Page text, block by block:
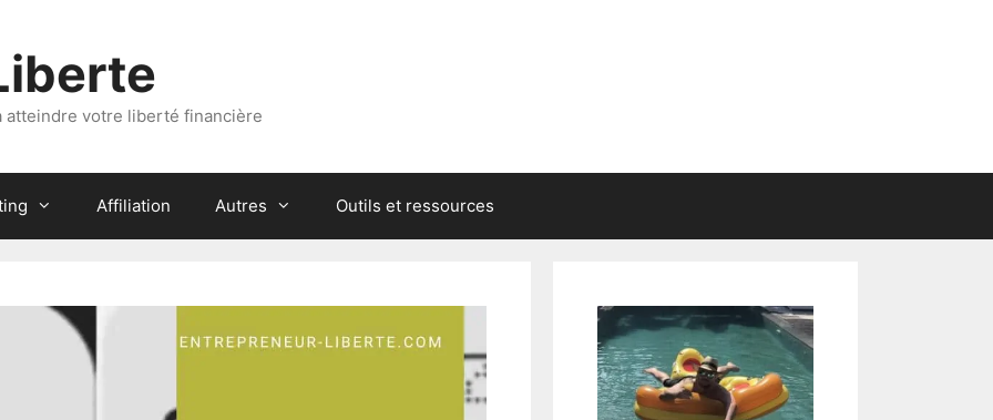
atteindre votre liberté financière
Affiliation Autres Outils et ressources